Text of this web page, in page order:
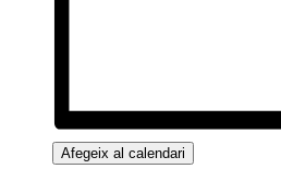
Afegeix al calendari